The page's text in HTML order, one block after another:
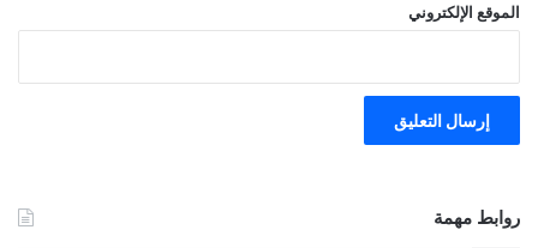
الموقع الإلكتروني
روابط مهمة